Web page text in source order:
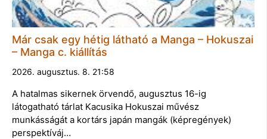
Már csak egy hétig látható a Manga – Hokuszai
– Manga c. kiállítás
2026. augusztus. 8. 21:58
A hatalmas sikernek örvendő, augusztus 16-ig
látogatható tárlat Kacusika Hokuszai művész
munkásságát a kortárs japán mangák (képregények)
perspektíváj…